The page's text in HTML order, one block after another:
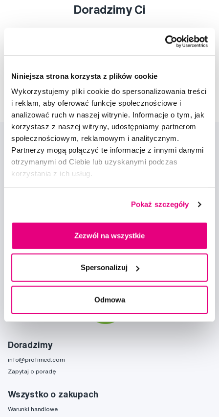
Niniejsza strona korzysta z plików cookie
Wykorzystujemy pliki cookie do spersonalizowania treści
i reklam, aby oferować funkcje społecznościowe i
analizować ruch w naszej witrynie. Informacje o tym, jak
korzystasz z naszej witryny, udostępniamy partnerom
społecznościowym, reklamowym i analitycznym.
Partnerzy mogą połączyć te informacje z innymi danymi
otrzymanymi od Ciebie lub uzyskanymi podczas
korzystania z ich usług.
Pokaż szczegóły
Zezwól na wszystkie
Spersonalizuj
Odmowa
Doradzimy Ci
Doradzimy
info@profimed.com
Zapytaj o poradę
Wszystko o zakupach
Warunki handlowe
Chcę otrzymywać informacje o nowościach i ofertach specjalnych i
przetwarzanie danych osobowych